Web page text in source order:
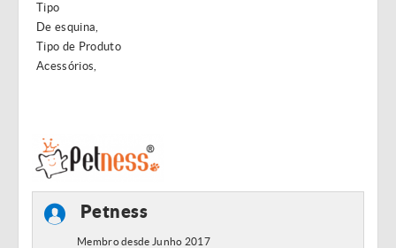
Tipo
De esquina,
Tipo de Produto
Acessórios,
Petness
Membro desde Junho 2017